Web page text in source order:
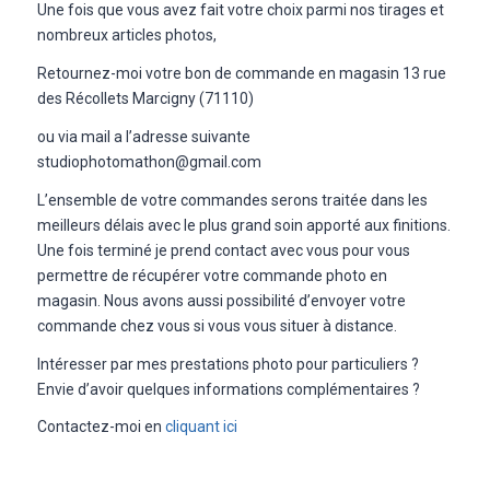
Une fois que vous avez fait votre choix parmi nos tirages et
nombreux articles photos,
Retournez-moi votre bon de commande en magasin 13 rue
des Récollets Marcigny (71110)
ou via mail a l’adresse suivante
studiophotomathon@gmail.com
L’ensemble de votre commandes serons traitée dans les
meilleurs délais avec le plus grand soin apporté aux finitions.
Une fois terminé je prend contact avec vous pour vous
permettre de récupérer votre commande photo en
magasin. Nous avons aussi possibilité d’envoyer votre
commande chez vous si vous vous situer à distance.
Intéresser par mes prestations photo pour particuliers ?
Envie d’avoir quelques informations complémentaires ?
Contactez-moi en cliquant ici